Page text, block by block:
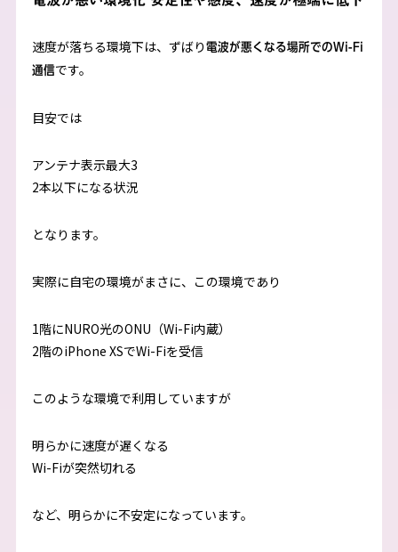
速度が落ちる環境下は、ずばり電波が悪くなる場所でのWi-Fi
通信です。
目安では
アンテナ表示最大3
2本以下になる状況
となります。
実際に自宅の環境がまさに、この環境であり
1階にNURO光のONU（Wi-Fi内蔵）
2階のiPhone XSでWi-Fiを受信
このような環境で利用していますが
明らかに速度が遅くなる
Wi-Fiが突然切れる
など、明らかに不安定になっています。